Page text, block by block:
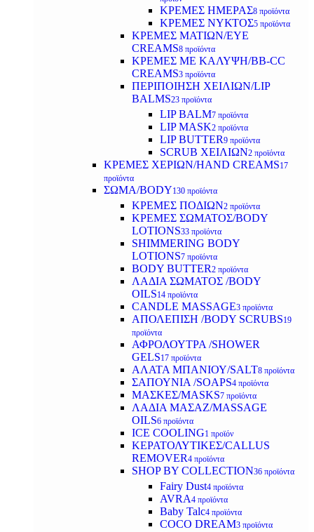
ΚΡΕΜΕΣ ΗΜΕΡΑΣ8 προϊόντα
ΚΡΕΜΕΣ ΝΥΚΤΟΣ5 προϊόντα
ΚΡΕΜΕΣ ΜΑΤΙΩΝ/EYE
CREAMS8 προϊόντα
ΚΡΕΜΕΣ ΜΕ ΚΑΛΥΨΗ/BB-CC
CREAMS3 προϊόντα
ΠΕΡΙΠΟΙΗΣΗ ΧΕΙΛΙΩΝ/LIP
BALMS23 προϊόντα
LIP BALM7 προϊόντα
LIP MASK2 προϊόντα
LIP BUTTER9 προϊόντα
SCRUB ΧΕΙΛΙΩΝ2 προϊόντα
ΚΡΕΜΕΣ ΧΕΡΙΩΝ/HAND CREAMS17
προϊόντα
ΣΩΜΑ/BODY130 προϊόντα
ΚΡΕΜΕΣ ΠΟΔΙΩΝ2 προϊόντα
ΚΡΕΜΕΣ ΣΩΜΑΤΟΣ/BODY
LOTIONS33 προϊόντα
SHIMMERING BODY
LOTIONS7 προϊόντα
BODY BUTTER2 προϊόντα
ΛΑΔΙΑ ΣΩΜΑΤΟΣ /BODY
OILS14 προϊόντα
CANDLE MASSAGE3 προϊόντα
ΑΠΟΛΕΠΙΣΗ /BODY SCRUBS19
προϊόντα
ΑΦΡΟΛΟΥΤΡΑ /SHOWER
GELS17 προϊόντα
ΑΛΑΤΑ ΜΠΑΝΙΟΥ/SALT8 προϊόντα
ΣΑΠΟΥΝΙΑ /SOAPS4 προϊόντα
ΜΑΣΚΕΣ/MASKS7 προϊόντα
ΛΑΔΙΑ ΜΑΣΑΖ/MASSAGE
OILS6 προϊόντα
ICE COOLING1 προϊόν
ΚΕΡΑΤΟΛΥΤΙΚΕΣ/CALLUS
REMOVER4 προϊόντα
SHOP BY COLLECTION36 προϊόντα
Fairy Dust4 προϊόντα
AVRA4 προϊόντα
Baby Talc4 προϊόντα
COCO DREAM3 προϊόντα